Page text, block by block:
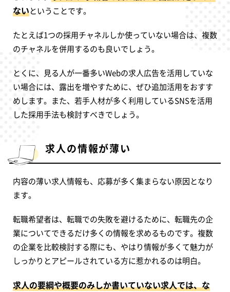
ないということです。
たとえば1つの採用チャネルしか使っていない場合は、複数
のチャネルを併用するのも良いでしょう。
とくに、見る人が一番多いWebの求人広告を活用していな
い場合には、露出を増やすために、ぜひ追加活用をおすす
めします。また、若手人材が多く利用しているSNSを活用
した採用手法も検討すべきでしょう。
求人の情報が薄い
内容の薄い求人情報も、応募が多く集まらない原因となり
ます。
転職希望者は、転職での失敗を避けるために、転職先の企
業についてできるだけ多くの情報を求めるものです。複数
の企業を比較検討する際にも、やはり情報が多くて魅力が
しっかりとアピールされている方に惹かれるのは明白。
求人の要綱や概要のみしか書いていない求人では、な